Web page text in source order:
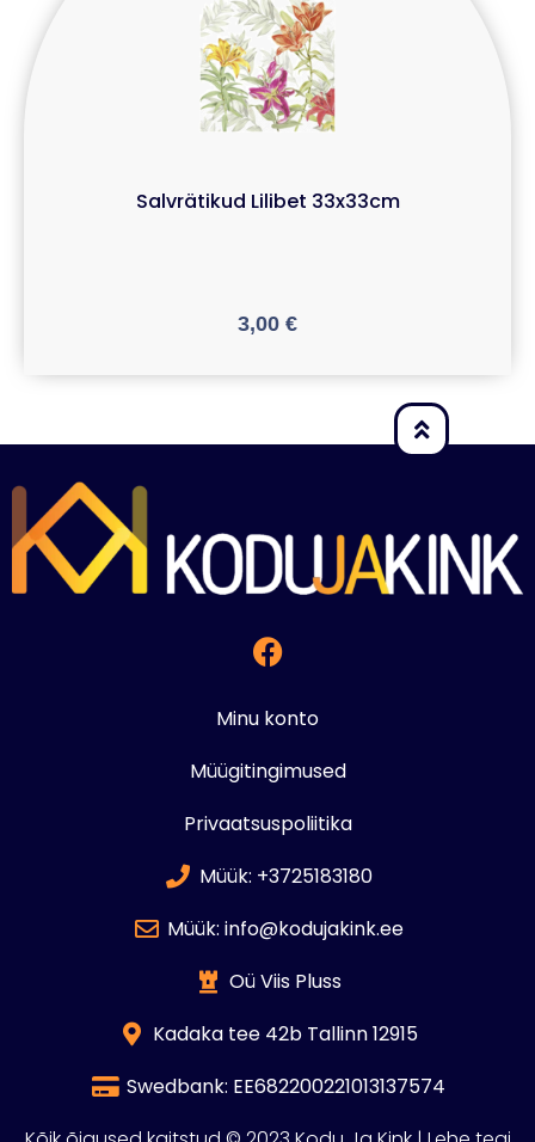
Salvrätikud Lilibet 33x33cm
3,00 €
Minu konto
Müügitingimused
Privaatsuspoliitika
Müük: +3725183180
Müük: info@kodujakink.ee
Oü Viis Pluss
Kadaka tee 42b Tallinn 12915
Swedbank: EE682200221013137574